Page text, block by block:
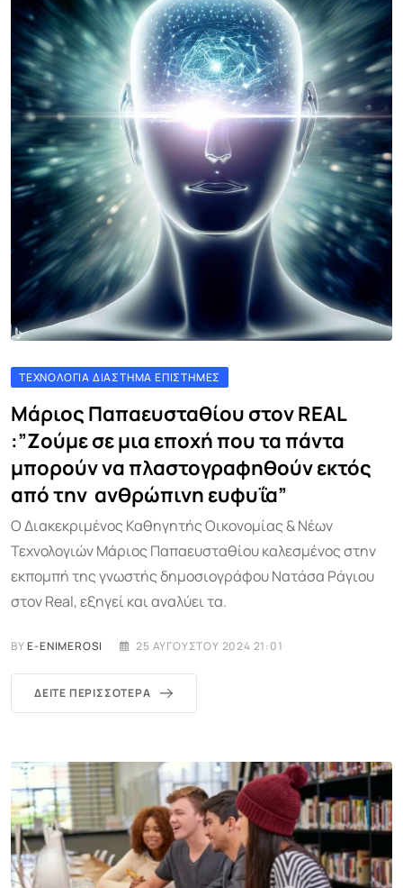
ΤΕΧΝΟΛΟΓΊΑ ΔΙΆΣΤΗΜΑ ΕΠΙΣΤΉΜΕΣ
Μάριος Παπαευσταθίου στον REAL
:”Ζούμε σε μια εποχή που τα πάντα
μπορούν να πλαστογραφηθούν εκτός
από την ανθρώπινη ευφυΐα”
Ο Διακεκριμένος Καθηγητής Οικονομίας & Νέων
Τεχνολογιών Μάριος Παπαευσταθίου καλεσμένος στην
εκπομπή της γνωστής δημοσιογράφου Nατάσα Ράγιου
στον Real, εξηγεί και αναλύει τα.
BYE-ENIMEROSI 25 ΑΥΓΟΎΣΤΟΥ 2024 21:01
ΔΕΊΤΕ ΠΕΡΙΣΣΌΤΕΡΑ